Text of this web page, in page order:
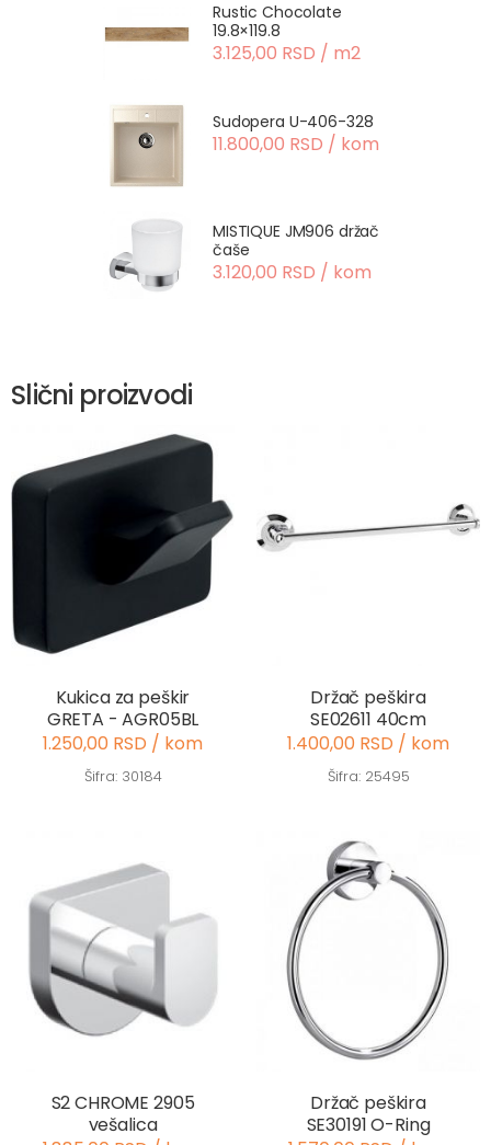
Rustic Chocolate
19.8×119.8
3.125,00 RSD / m2
Sudopera U-406-328
11.800,00 RSD / kom
MISTIQUE JM906 držač
čaše
3.120,00 RSD / kom
Slični proizvodi
Kukica za peškir
GRETA - AGR05BL
1.250,00 RSD / kom
Šifra: 30184
Držač peškira
SE02611 40cm
1.400,00 RSD / kom
Šifra: 25495
S2 CHROME 2905
vešalica
Držač peškira
SE30191 O-Ring